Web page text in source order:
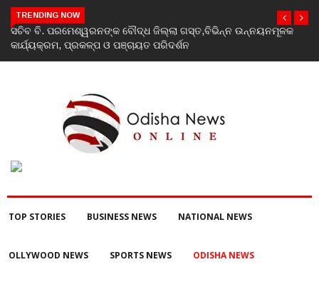
TRENDING NOW
India’s youth greatest strength, potential unmatched globally:
Rahul Gandhi at ‘Chhatron Ki Goonj’ event
TOP STORIES BUSINESS NEWS NATIONAL NEWS
OLLYWOOD NEWS SPORTS NEWS ODISHA NEWS